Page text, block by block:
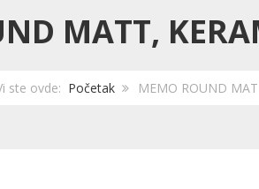
MATT,
ste ovde: Početak MEMO ROUND